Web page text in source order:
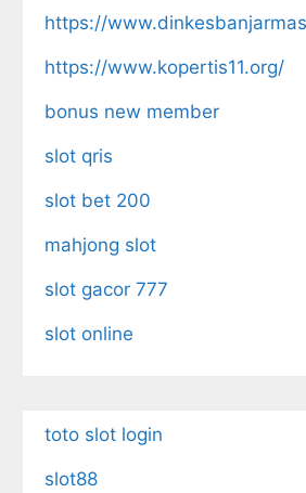
https://
https://www.kopertis11.org/
bonus new member
slot qris
slot bet 200
mahjong slot
slot gacor 777
slot online
toto slot login
slot88